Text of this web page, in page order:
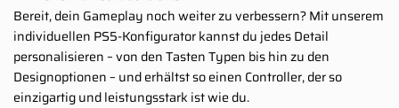
Bereit, dein Gameplay noch weiter zu verbessern? Mit unserem
individuellen PS5-Konfigurator kannst du jedes Detail
personalisieren – von den Tasten Typen bis hin zu den
Designoptionen – und erhältst so einen Controller, der so
einzigartig und leistungsstark ist wie du.